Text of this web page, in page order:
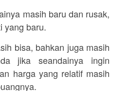
masih baru dan rusak,
yang baru.
bisa, bahkan juga masih
jika seandainya ingin
harga yang relatif masih